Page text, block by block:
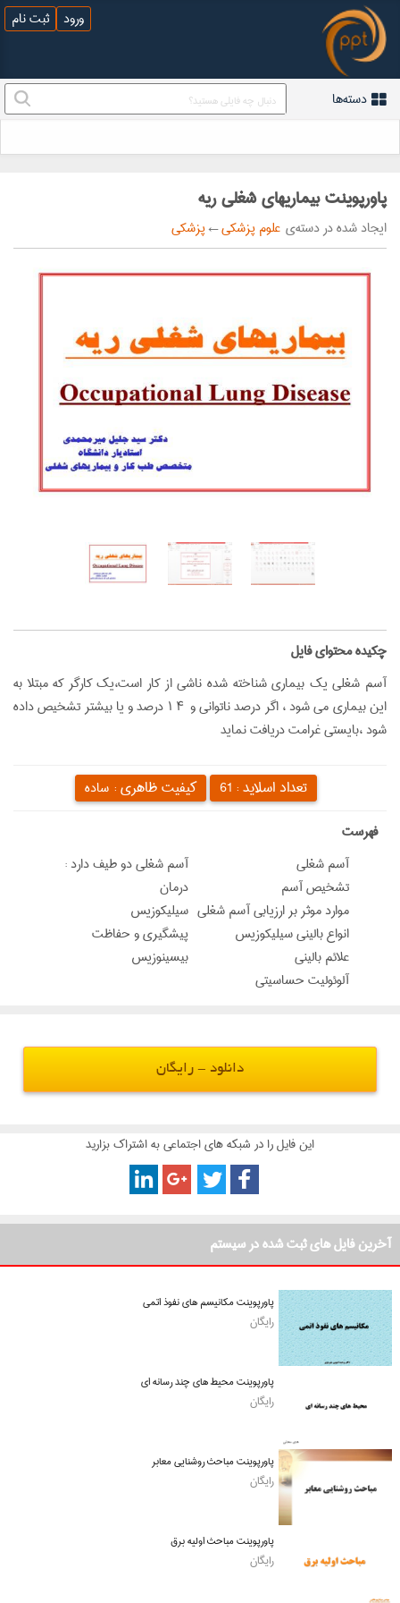
ورود ثبت نام
دسته‌ها
پاورپوینت بيماريهاي شغلي ريه
ایجاد شده در دسته‌ی علوم پزشکی←پزشکی
‌چکیده محتوای فایل
آسم شغلي يك بيماري شناخته شده ناشي از كار است،يك كارگر كه مبتلا به
اين بيماري مي شود ، اگر درصد ناتواني و ۴ ۱ درصد و يا بيشتر تشخيص داده
شود ،بايستي غرامت دريافت نمايد
کیفیت ظاهری :ساده تعداد اسلاید :61
‌فهرست
آسم شغلي
آسم شغلي دو طيف دارد :
تشخيص آسم
درمان
موارد موثر بر ارزيابي آسم شغلي سيليكوزيس
انواع باليني سيليكوزيس
پيشگيري و حفاظت
علائم باليني
بيسينوزيس
آلوئوليت حساسيتي
دانلود - رایگان
این فایل را در شبکه های اجتماعی به اشتراک بزارید
آخرین فایل های ثبت شده در سیستم
پاورپوینت مکانیسم های نفوذ اتمی
رایگان
پاورپوینت محیط های چند رسانه ای
رایگان
پاورپوینت مباحث روشنایی معابر
رایگان
پاورپوینت مباحث اولیه برق
رایگان